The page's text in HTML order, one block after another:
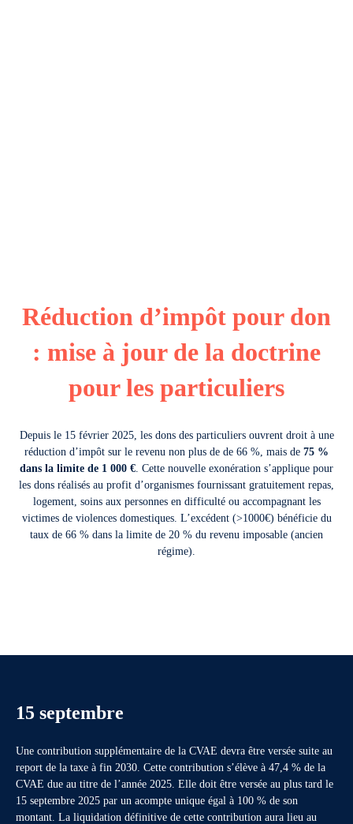
Réduction d’impôt pour don
: mise à jour de la doctrine
pour les particuliers
Depuis le 15 février 2025, les dons des particuliers ouvrent droit à une
réduction d’impôt sur le revenu non plus de de 66 %, mais de 75 %
dans la limite de 1 000 € . Cette nouvelle exonération s’applique pour
les dons réalisés au profit d’organismes fournissant gratuitement repas,
logement, soins aux personnes en difficulté ou accompagnant les
victimes de violences domestiques. L’excédent (>1000€) bénéficie du
taux de 66 % dans la limite de 20 % du revenu imposable (ancien
régime).
15 septembre
Une contribution supplémentaire de la CVAE devra être versée suite au
report de la taxe à fin 2030. Cette contribution s’élève à 47,4 % de la
CVAE due au titre de l’année 2025. Elle doit être versée au plus tard le
15 septembre 2025 par un acompte unique égal à 100 % de son
montant. La liquidation définitive de cette contribution aura lieu au